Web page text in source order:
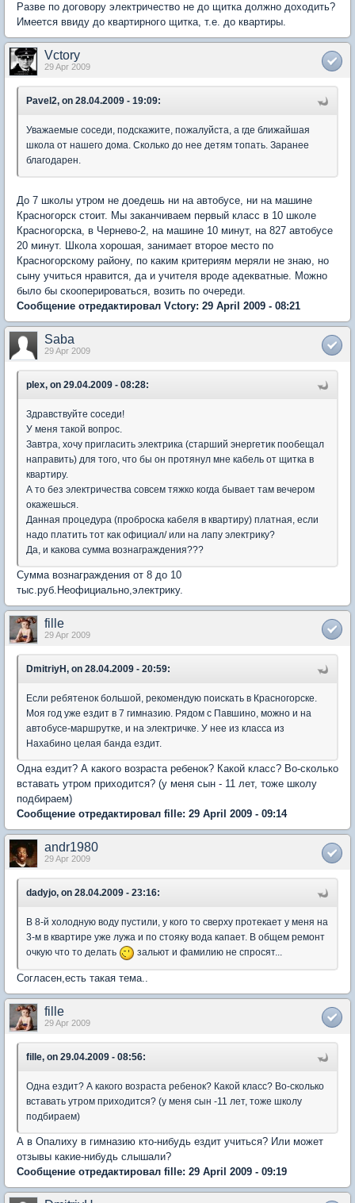
Разве по договору электричество не до щитка должно доходить?
Имеется ввиду до квартирного щитка, т.е. до квартиры.
Vctory
29 Apr 2009
Pavel2, on 28.04.2009 - 19:09:
Уважаемые соседи, подскажите, пожалуйста, а где ближайшая
школа от нашего дома. Сколько до нее детям топать. Заранее
благодарен.
До 7 школы утром не доедешь ни на автобусе, ни на машине
Красногорск стоит. Мы заканчиваем первый класс в 10 школе
Красногорска, в Чернево-2, на машине 10 минут, на 827 автобусе
20 минут. Школа хорошая, занимает второе место по
Красногорскому району, по каким критериям меряли не знаю, но
сыну учиться нравится, да и учителя вроде адекватные. Можно
было бы скооперироваться, возить по очереди.
Сообщение отредактировал Vctory: 29 April 2009 - 08:21
Saba
29 Apr 2009
plex, on 29.04.2009 - 08:28:
Здравствуйте соседи!
У меня такой вопрос.
Завтра, хочу пригласить электрика (старший энергетик пообещал
направить) для того, что бы он протянул мне кабель от щитка в
квартиру.
А то без электричества совсем тяжко когда бывает там вечером
окажешься.
Данная процедура (проброска кабеля в квартиру) платная, если
надо платить тот как официал/ или на лапу электрику?
Да, и какова сумма вознаграждения???
Сумма вознаграждения от 8 до 10
тыс.руб.Неофициально,электрику.
fille
29 Apr 2009
DmitriyH, on 28.04.2009 - 20:59:
Если ребятенок большой, рекомендую поискать в Красногорске.
Моя год уже ездит в 7 гимназию. Рядом с Павшино, можно и на
автобусе-маршрутке, и на электричке. У нее из класса из
Нахабино целая банда ездит.
Одна ездит? А какого возраста ребенок? Какой класс? Во-сколько
вставать утром приходится? (у меня сын - 11 лет, тоже школу
подбираем)
Сообщение отредактировал fille: 29 April 2009 - 09:14
andr1980
29 Apr 2009
dadyjo, on 28.04.2009 - 23:16:
В 8-й холодную воду пустили, у кого то сверху протекает у меня на
3-м в квартире уже лужа и по стояку вода капает. В общем ремонт
очкую что то делать
зальют и фамилию не спросят...
Согласен,есть такая тема..
fille
29 Apr 2009
fille, on 29.04.2009 - 08:56:
Одна ездит? А какого возраста ребенок? Какой класс? Во-сколько
вставать утром приходится? (у меня сын -11 лет, тоже школу
подбираем)
А в Опалиху в гимназию кто-нибудь ездит учиться? Или может
отзывы какие-нибудь слышали?
Сообщение отредактировал fille: 29 April 2009 - 09:19